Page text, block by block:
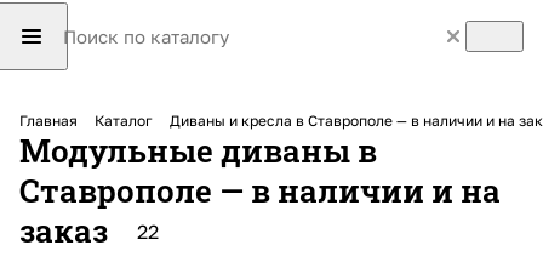
Главная Каталог Диваны и кресла в Ставрополе — в наличии и на
Модульные диваны в
Ставрополе — в наличии и на
заказ
22